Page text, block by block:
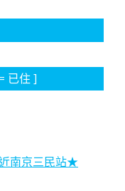
已住 ]
南京三民站★